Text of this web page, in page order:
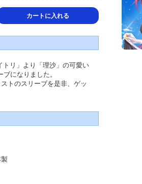
カートに入れる
トリ」より「理沙」の可愛い
になりました。
トのスリーブを是非、ゲッ